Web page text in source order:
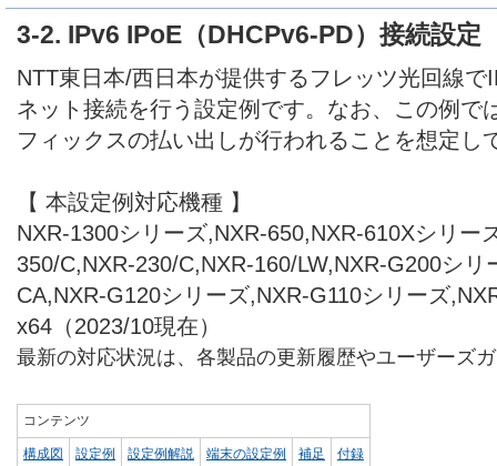
3-2. IPv6 IPoE（DHCPv6-PD）接続設定
NTT東日本/西日本が提供するフレッツ光回線
ネット接続を行う設定例です。なお、この例で
フィックスの払い出しが行われることを想定し
【 本設定例対応機種 】
NXR-1300シリーズ,NXR-650,NXR-610Xシリー
350/C,NXR-230/C,NXR-160/LW,NXR-G200シリ
CA,NXR-G120シリーズ,NXR-G110シリーズ
x64（2023/10現在）
最新の対応状況は、各製品の更新履歴やユーザーズ
コンテンツ
構成図 設定例 設定例解説 端末の設定例 補足 付録